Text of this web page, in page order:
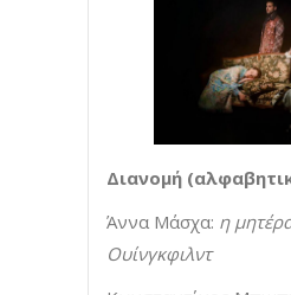
Διανομή
Άννα Μάσχα: η
Ουίνγκφιλντ